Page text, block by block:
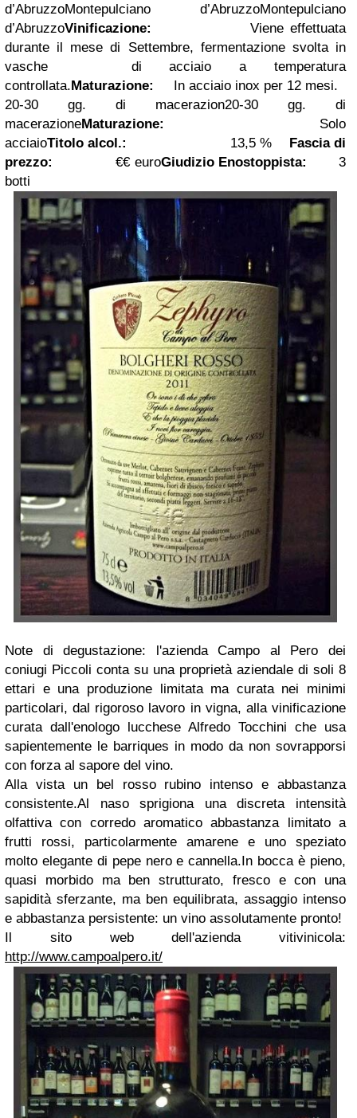
d’AbruzzoMontepulciano d’AbruzzoMontepulciano
d’AbruzzoVinificazione:
Viene effettuata
durante il mese di Settembre, fermentazione svolta in
vasche di acciaio a temperatura
controllata.Maturazione:
In acciaio inox per 12 mesi.
20-30 gg. di macerazion20-30 gg. di
macerazioneMaturazione:
Solo
acciaioTitolo alcol.: 13,5 % Fascia di
prezzo:
€€ euroGiudizio Enostoppista:
3
botti
Note di degustazione: l'azienda Campo al Pero dei
coniugi Piccoli conta su una proprietà aziendale di soli 8
ettari e una produzione limitata ma curata nei minimi
particolari, dal rigoroso lavoro in vigna, alla vinificazione
curata dall'enologo lucchese Alfredo Tocchini che usa
sapientemente le barriques in modo da non sovrapporsi
con forza al sapore del vino.
Alla vista un bel rosso rubino intenso e abbastanza
consistente.Al naso sprigiona una discreta intensità
olfattiva con corredo aromatico abbastanza limitato a
frutti rossi, particolarmente amarene e uno speziato
molto elegante di pepe nero e cannella.In bocca è pieno,
quasi morbido ma ben strutturato, fresco e con una
sapidità sferzante, ma ben equilibrata, assaggio intenso
e abbastanza persistente: un vino assolutamente pronto!
Il sito web dell'azienda vitivinicola:
http://www.campoalpero.it/